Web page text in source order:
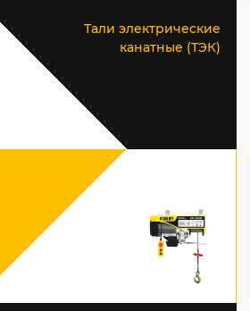
Тали электрические
канатные (ТЭК)